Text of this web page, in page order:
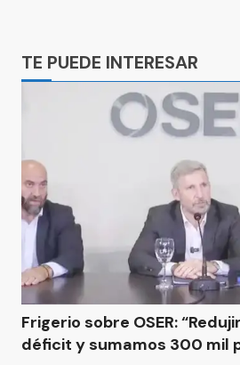
TE PUEDE INTERESAR
Frigerio sobre OSER:
déficit y sumamos 300 mil